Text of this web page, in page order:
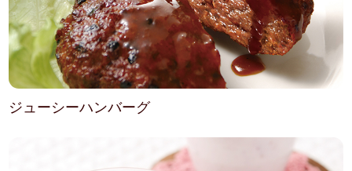
ジューシーハンバーグ